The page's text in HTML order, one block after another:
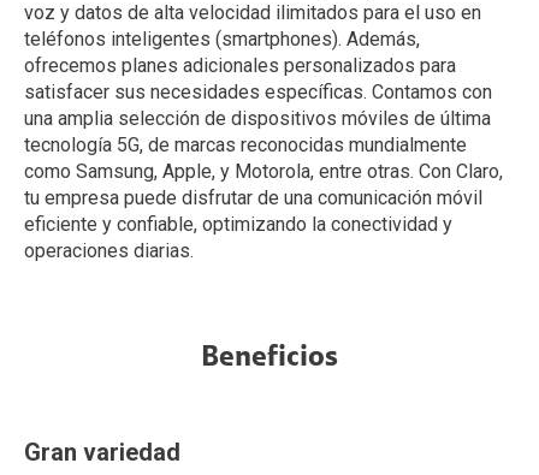
voz y datos de alta velocidad ilimitados para el uso en
teléfonos inteligentes (smartphones). Además,
ofrecemos planes adicionales personalizados para
satisfacer sus necesidades específicas. Contamos con
una amplia selección de dispositivos móviles de última
tecnología 5G, de marcas reconocidas mundialmente
como Samsung, Apple, y Motorola, entre otras. Con Claro,
tu empresa puede disfrutar de una comunicación móvil
eficiente y confiable, optimizando la conectividad y
operaciones diarias.
Beneficios
Gran variedad